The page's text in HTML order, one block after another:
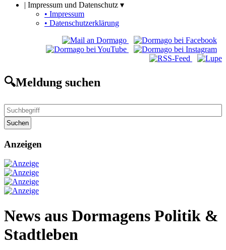
| Impressum und Datenschutz ▾
• Impressum
• Datenschutzerklärung
🔍Meldung suchen
Suchen
Anzeigen
News aus Dormagens Politik &
Stadtleben